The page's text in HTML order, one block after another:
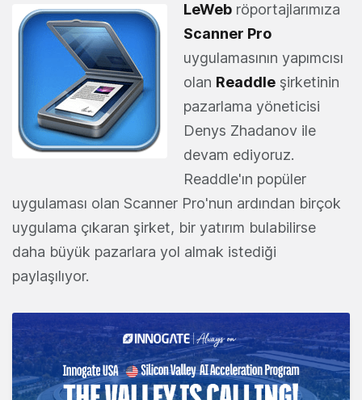
LeWeb röportajlarımıza
Scanner Pro
uygulamasının yapımcısı
olan Readdle şirketinin
pazarlama yöneticisi
Denys Zhadanov ile
devam ediyoruz.
Readdle'ın popüler
uygulaması olan Scanner Pro'nun ardından birçok
uygulama çıkaran şirket, bir yatırım bulabilirse
daha büyük pazarlara yol almak istediği
paylaşılıyor.